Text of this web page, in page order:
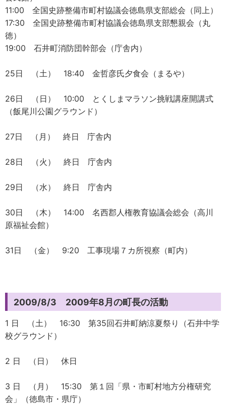
11:00 全国史跡整備市町村協議会徳島県支部総会（同上）
17:30 全国史跡整備市町村協議会徳島県支部懇親会（丸
徳）
19:00 石井町消防団幹部会（庁舎内）
25日 （土） 18:40 金哲彦氏夕食会（まるや）
26日 （日） 10:00 とくしまマラソン挑戦講座開講式
（飯尾川公園グラウンド）
27日 （月） 終日 庁舎内
28日 （火） 終日 庁舎内
29日 （水） 終日 庁舎内
30日 （木） 14:00 名西郡人権教育協議会総会（高川
原福祉会館）
31日 （金） 9:20 工事現場７カ所視察（町内）
2009/8/3 2009年8月の町長の活動
1 日 （土） 16:30 第35回石井町納涼夏祭り（石井中学
校グラウンド）
2 日 （日） 休日
3 日 （月） 15:30 第１回「県・市町村地方分権研究
会」（徳島市・県庁）